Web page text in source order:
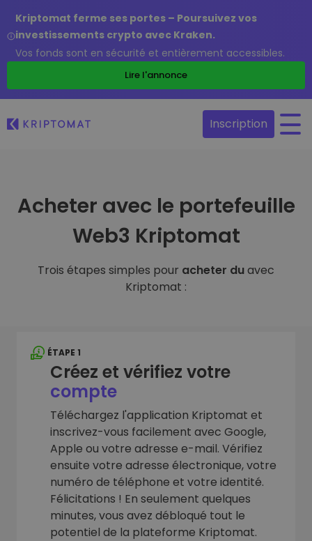
Kriptomat ferme ses portes – Poursuivez vos
investissements crypto avec Kraken.
Vos fonds sont en sécurité et entièrement accessibles.
Lire l'annonce
Inscription
Acheter avec le portefeuille
Web3 Kriptomat
Trois étapes simples pour acheter duavec
Kriptomat :
ÉTAPE 1
Créez et vérifiez votre
compte
Téléchargez l'application Kriptomat et
inscrivez-vous facilement avec Google,
Apple ou votre adresse e-mail. Vérifiez
ensuite votre adresse électronique, votre
numéro de téléphone et votre identité.
Félicitations ! En seulement quelques
minutes, vous avez débloqué tout le
potentiel de la plateforme Kriptomat.